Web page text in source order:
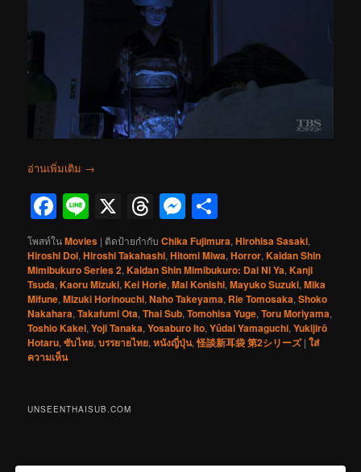
อ่านเพิ่มเติม →
Facebook
Line
X Threads
Messenger
โพสท์ในMovies | ติดป้ายกำกับ Chika Fujimura,Hirohisa Sasaki,
Hiroshi Doi,Hiroshi Takahashi,Hitomi Miwa,Horror,Kaidan Shin
Mimibukuro Series 2,Kaidan Shin Mimibukuro: Dai Ni Ya,Kanji
Tsuda,Kaoru Mizuki,Kei Horie,Mai Konishi,Mayuko Suzuki,Mika
Mifune,Mizuki Horinouchi,Naho Takeyama, Rie Tomosaka,Shoko
Nakahara,Takafumi Ota,Thai Sub,Tomohisa Yuge,Toru Moriyama,
Toshio Kakei,Yoji Tanaka,Yosaburo Ito,Yûdai Yamaguchi,Yukijirō
Hotaru,ซับไทย,บรรยายไทย,หนังญี่ปุ่น,怪談新耳袋 第2シリーズ |ใส่
ความเห็น
UNSEENTHAISUB.COM